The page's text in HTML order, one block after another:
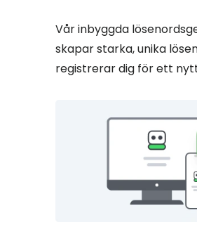
Vår inbyggda
skapar starka, unika
registrerar dig för ett